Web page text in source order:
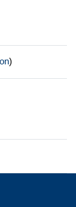
)